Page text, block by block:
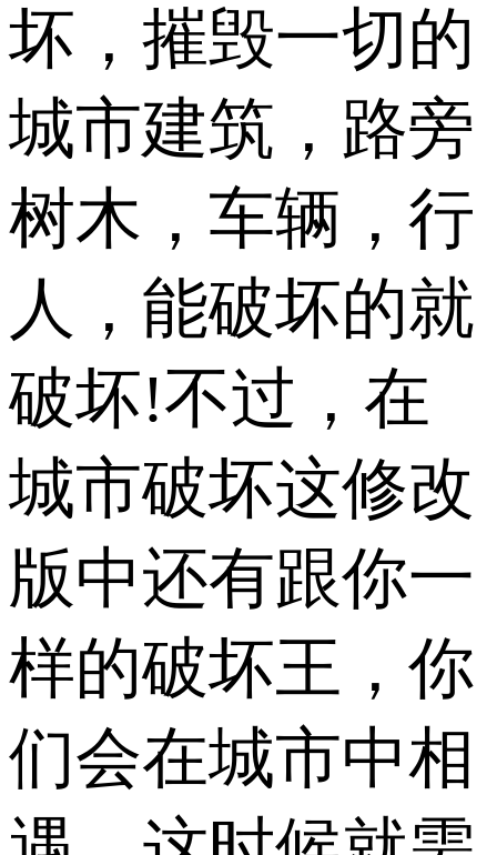
坏，摧毁一切的
城市建筑，路旁
树木，车辆，行
人，能破坏的就
破坏!不过，在
城市破坏这修改
版中还有跟你一
样的破坏王，你
们会在城市中相